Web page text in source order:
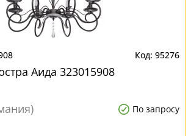
95276
Аида 323015908
По запросу